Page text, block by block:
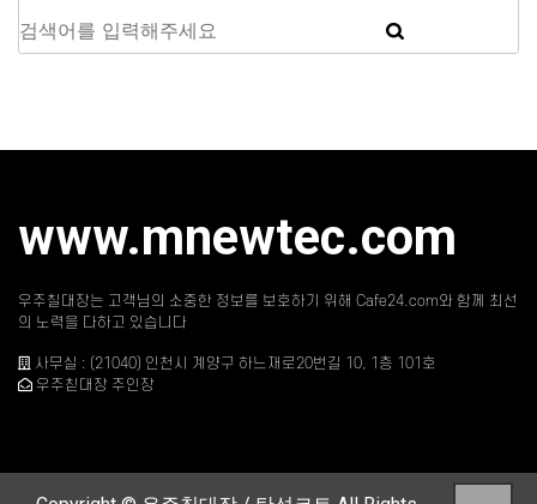
www.mnewtec.com
우주칠대장는 고객님의 소중한 정보를 보호하기 위해 Cafe24.com와 함께 최선
의 노력을 다하고 있습니다
사무실 : (21040) 인천시 계양구 하느재로20번길 10, 1층 101호
우주칟대장 주인장